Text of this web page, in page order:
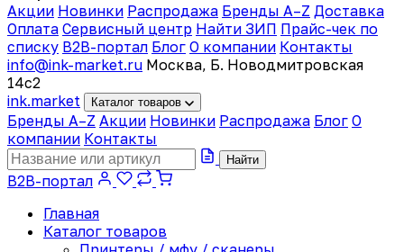
Акции Новинки Распродажа Бренды A–Z Доставка
Оплата Сервисный центр Найти ЗИП Прайс-чек по
списку B2B-портал Блог О компании Контакты
info@ink-market.ru Москва, Б. Новодмитровская
14с2
ink.market Каталог товаров
Бренды A–Z Акции Новинки Распродажа Блог О
компании Контакты
Найти
B2B-портал
Главная
Каталог товаров